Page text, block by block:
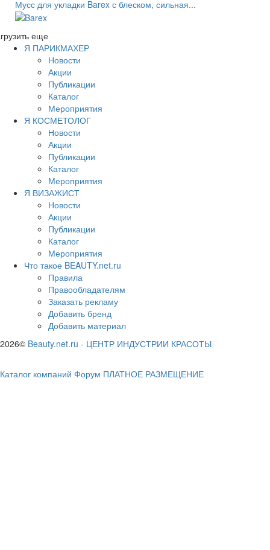
Мусс для укладки Barex с блеском, сильная...
еще
Я ПАРИКМАХЕР
Новости
Акции
Публикации
Каталог
Мероприятия
Я КОСМЕТОЛОГ
Новости
Акции
Публикации
Каталог
Мероприятия
Я ВИЗАЖИСТ
Новости
Акции
Публикации
Каталог
Мероприятия
Что такое BEAUTY.net.ru
Правила
Правообладателям
Заказать рекламу
Добавить бренд
Добавить материал
2026© Beauty.net.ru - ЦЕНТР ИНДУСТРИИ КРАСОТЫ
Каталог компаний Форум ПЛАТНОЕ РАЗМЕЩЕНИЕ